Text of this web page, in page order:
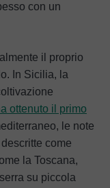
con un
il proprio
In Sicilia, la
ottenuto il primo
le note
come
la Toscana,
su piccola